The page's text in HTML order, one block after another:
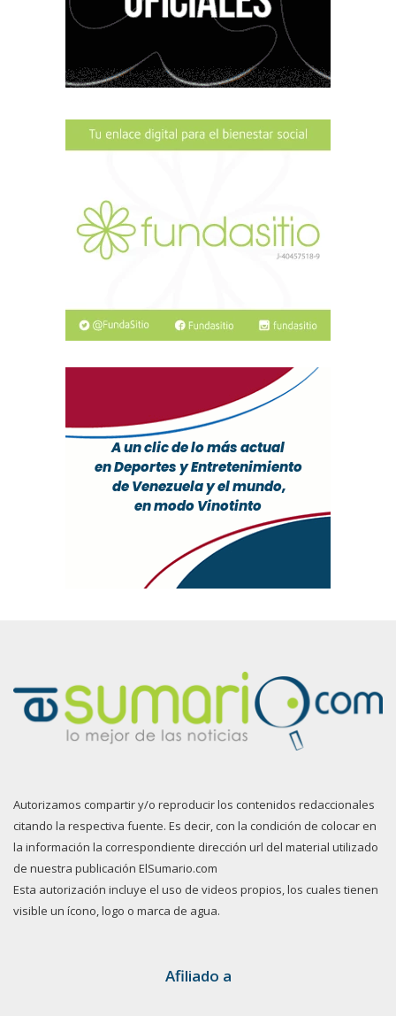
Autorizamos compartir y/o reproducir los contenidos redaccionales
citando la respectiva fuente. Es decir, con la condición de colocar en
la información la correspondiente dirección url del material utilizado
de nuestra publicación ElSumario.com
Esta autorización incluye el uso de videos propios, los cuales tienen
visible un ícono, logo o marca de agua.
Afiliado a